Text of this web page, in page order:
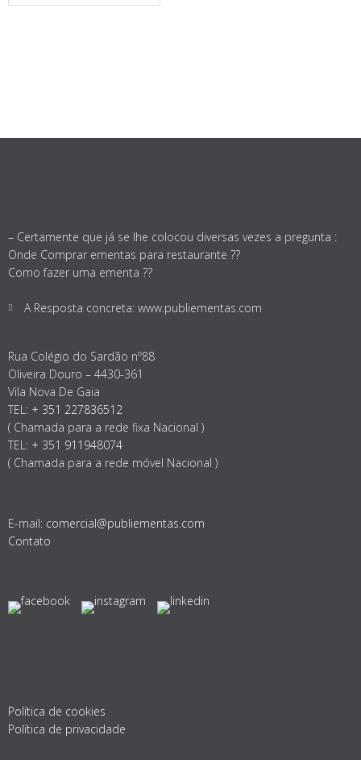
– Certamente que já se lhe colocou diversas vezes a pregunta :
Onde Comprar ementas para restaurante ??
Como fazer uma ementa ??
A Resposta concreta: www.publiementas.com
Rua Colégio do Sardão nº88
Oliveira Douro – 4430-361
Vila Nova De Gaia
TEL: + 351 227836512
( Chamada para a rede fixa Nacional )
TEL: + 351 911948074
( Chamada para a rede móvel Nacional )
E-mail: comercial@publiementas.com
Contato
Política de cookies
Política de privacidade